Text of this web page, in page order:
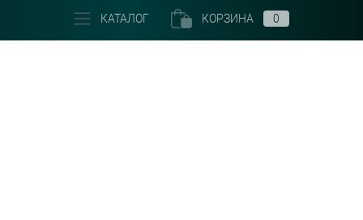
+375 (29) 303 22 30
КАТАЛОГ КОРЗИНА 0